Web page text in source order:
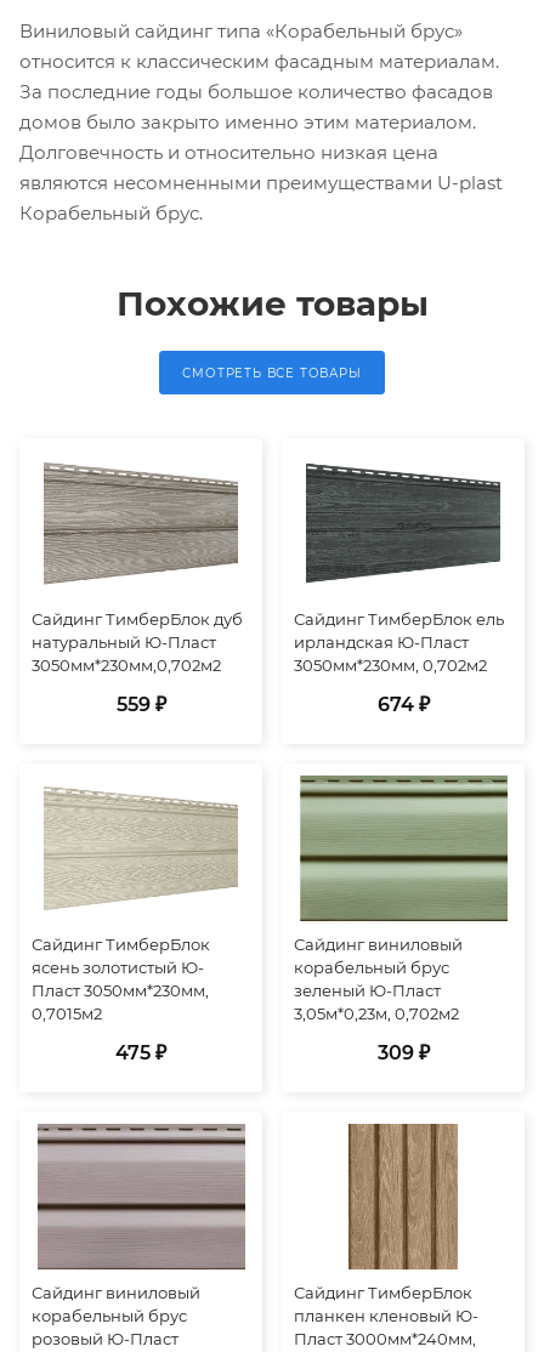
Виниловый сайдинг типа «Корабельный брус»
относится к классическим фасадным материалам.
За последние годы большое количество фасадов
домов было закрыто именно этим материалом.
Долговечность и относительно низкая цена
являются несомненными преимуществами U-plast
Корабельный брус.
Похожие товары
СМОТРЕТЬ ВСЕ ТОВАРЫ
Сайдинг ТимберБлок дуб
натуральный Ю-Пласт
3050мм*230мм,0,702м2
559 ₽
Сайдинг ТимберБлок ель
ирландская Ю-Пласт
3050мм*230мм, 0,702м2
674 ₽
Сайдинг ТимберБлок
ясень золотистый Ю-
Пласт 3050мм*230мм,
0,7015м2
475 ₽
Сайдинг виниловый
корабельный брус
зеленый Ю-Пласт
3,05м*0,23м, 0,702м2
309 ₽
Сайдинг виниловый
корабельный брус
розовый Ю-Пласт
Сайдинг ТимберБлок
планкен кленовый Ю-
Пласт 3000мм*240мм,